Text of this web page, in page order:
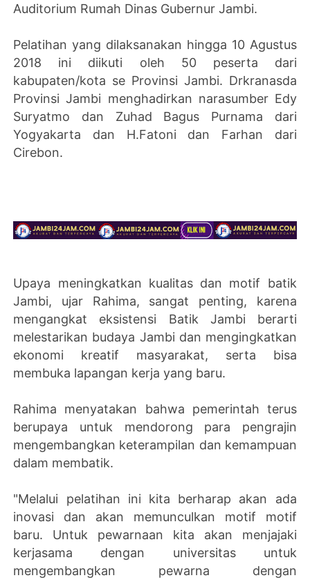
Auditorium Rumah Dinas Gubernur Jambi.
Pelatihan yang dilaksanakan hingga 10 Agustus
2018 ini diikuti oleh 50 peserta dari
kabupaten/kota se Provinsi Jambi. Drkranasda
Provinsi Jambi menghadirkan narasumber Edy
Suryatmo dan Zuhad Bagus Purnama dari
Yogyakarta dan H.Fatoni dan Farhan dari
Cirebon.
Upaya meningkatkan kualitas dan motif batik
Jambi, ujar Rahima, sangat penting, karena
mengangkat eksistensi Batik Jambi berarti
melestarikan budaya Jambi dan mengingkatkan
ekonomi kreatif masyarakat, serta bisa
membuka lapangan kerja yang baru.
Rahima menyatakan bahwa pemerintah terus
berupaya untuk mendorong para pengrajin
mengembangkan keterampilan dan kemampuan
dalam membatik.
"Melalui pelatihan ini kita berharap akan ada
inovasi dan akan memunculkan motif motif
baru. Untuk pewarnaan kita akan menjajaki
kerjasama dengan universitas untuk
mengembangkan pewarna dengan